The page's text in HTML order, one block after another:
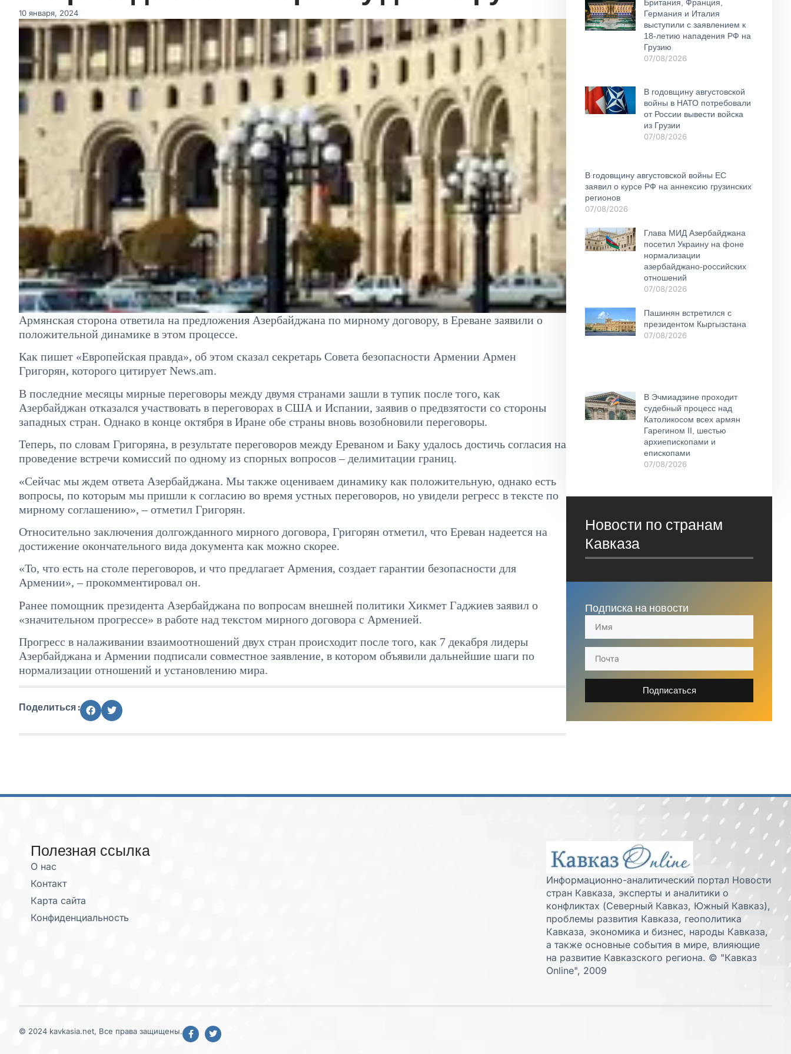
10 января, 2024
Армянская сторона ответила на предложения Азербайджана по мирному договору, в Ереване заявили о
положительной динамике в этом процессе.
Как пишет «Европейская правда», об этом сказал секретарь Совета безопасности Армении Армен
Григорян, которого цитирует News.am.
В последние месяцы мирные переговоры между двумя странами зашли в тупик после того, как
Азербайджан отказался участвовать в переговорах в США и Испании, заявив о предвзятости со стороны
западных стран. Однако в конце октября в Иране обе страны вновь возобновили переговоры.
Теперь, по словам Григоряна, в результате переговоров между Ереваном и Баку удалось достичь согласия на
проведение встречи комиссий по одному из спорных вопросов – делимитации границ.
«Сейчас мы ждем ответа Азербайджана. Мы также оцениваем динамику как положительную, однако есть
вопросы, по которым мы пришли к согласию во время устных переговоров, но увидели регресс в тексте по
мирному соглашению», – отметил Григорян.
Относительно заключения долгожданного мирного договора, Григорян отметил, что Ереван надеется на
достижение окончательного вида документа как можно скорее.
«То, что есть на столе переговоров, и что предлагает Армения, создает гарантии безопасности для
Армении», – прокомментировал он.
Ранее помощник президента Азербайджана по вопросам внешней политики Хикмет Гаджиев заявил о
«значительном прогрессе» в работе над текстом мирного договора с Арменией.
Прогресс в налаживании взаимоотношений двух стран происходит после того, как 7 декабря лидеры
Азербайджана и Армении подписали совместное заявление, в котором объявили дальнейшие шаги по
нормализации отношений и установлению мира.
Поделиться :
Британия, Франция,
Германия и Италия
выступили с заявлением к
18-летию нападения РФ на
Грузию
07/08/2026
В годовщину августовской
войны в НАТО потребовали
от России вывести войска
из Грузии
07/08/2026
В годовщину августовской войны ЕС
заявил о курсе РФ на аннексию грузинских
регионов
07/08/2026
Глава МИД Азербайджана
посетил Украину на фоне
нормализации
азербайджано-российских
отношений
07/08/2026
Пашинян встретился с
президентом Кыргызстана
07/08/2026
В Эчмиадзине проходит
судебный процесс над
Католикосом всех армян
Гарегином II, шестью
архиепископами и
епископами
07/08/2026
Новости по странам
Кавказа
Подписка на новости
Подписаться
Полезная ссылка
О нас
Контакт
Карта сайта
Конфиденциальность
Информационно-аналитический портал Новости
стран Кавказа, эксперты и аналитики о
конфликтах (Северный Кавказ, Южный Кавказ),
проблемы развития Кавказа, геополитика
Кавказа, экономика и бизнес, народы Кавказа,
а также основные события в мире, влияющие
на развитие Кавказского региона. © "Кавказ
Online", 2009
© 2024 kavkasia.net, Все права защищены.